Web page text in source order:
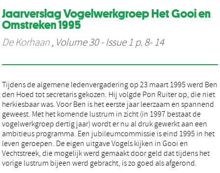
Jaarverslag Vogelwerkgroep Het Gooi en
Omstreken 1995
De Korhaan , Volume 30 - Issue 1 p. 8- 14
Tijdens de algemene ledenvergadering op 23 maart 1995 werd Ben
den Hoed tot secretaris gekozen. Hij volgde Pon Ruiter op, die niet
herkiesbaar was. Voor Ben is het eerste jaar leerzaam en spannend
geweest. Met het komende lustrum in zicht (in 1997 bestaat de
vogelwerkgroep dertig jaar) wordt er nu al druk gewerkt aan een
ambitieus programma. Een jubileumcommissie is eind 1995 in het
leven geroepen. De eigen uitgave Vogels kijken in Gooi en
Vechtstreek, die mogelijk werd gemaakt door geld dat tijdens het
vorige lustrum bijeen werd gebracht, is zo goed als afgerond.